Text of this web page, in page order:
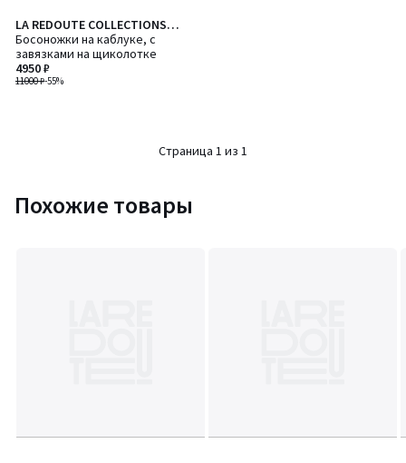
LA REDOUTE COLLECTIONS
PLUS
Босоножки на каблуке, с
завязками на щиколотке
11000 ₽-55%
4950 ₽
Страница 1 из 1
Похожие товары